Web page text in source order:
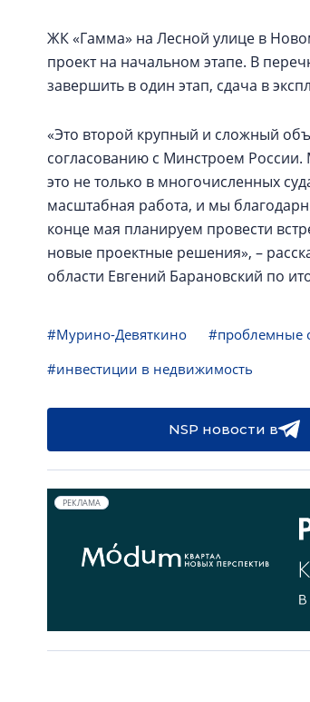
ЖК «Гамма» на Лесной улице в
проект на начальном этапе. В
завершить в один этап, сдача в
«Это второй крупный и сложный
согласованию с Минстроем
это не только в многочисленных
масштабная работа, и мы
конце мая планируем провести
новые проектные решения», –
области Евгений Барановский по
#Мурино-Девяткино #проблемные
#инвестиции в недвижимость
NSP новости в
РЕКЛАМА